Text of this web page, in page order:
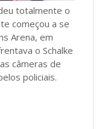
totalmente o
começou a se
Arena, em
o Schalke
câmeras de
policiais.